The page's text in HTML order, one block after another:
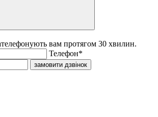
вам протягом 30 хвилин.
Телефон*
замовити дзвінок